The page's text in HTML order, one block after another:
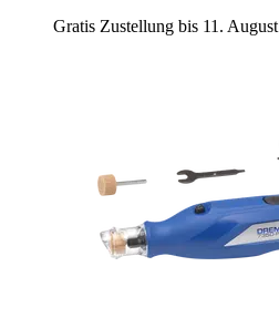
Gratis Zustellung bis 11. August